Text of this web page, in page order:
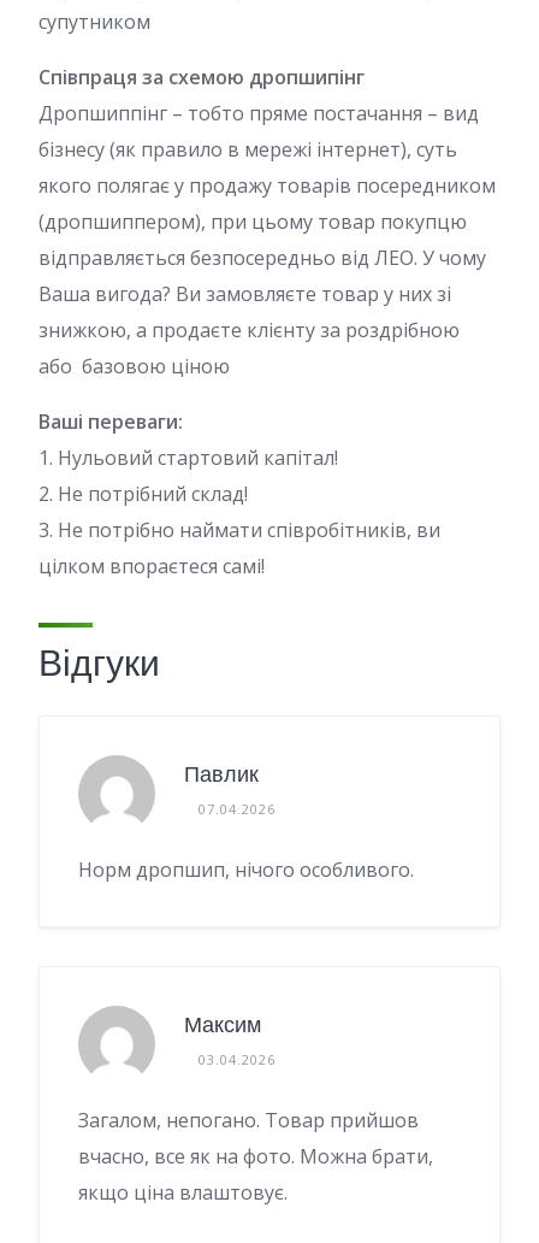
супутником
Співпраця за схемою дропшипінг
Дропшиппінг – тобто пряме постачання – вид
бізнесу (як правило в мережі інтернет), суть
якого полягає у продажу товарів посередником
(дропшиппером), при цьому товар покупцю
відправляється безпосередньо від ЛЕО. У чому
Ваша вигода? Ви замовляєте товар у них зі
знижкою, а продаєте клієнту за роздрібною
або базовою ціною
Ваші переваги:
1. Нульовий стартовий капітал!
2. Не потрібний склад!
3. Не потрібно наймати співробітників, ви
цілком впораєтеся самі!
Відгуки
Павлик
07.04.2026
Норм дропшип, нічого особливого.
Максим
03.04.2026
Загалом, непогано. Товар прийшов
вчасно, все як на фото. Можна брати,
якщо ціна влаштовує.